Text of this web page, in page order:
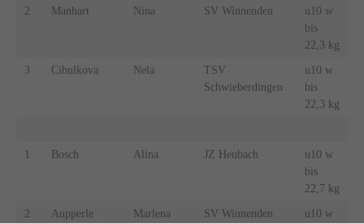
2 Manhart Nina SV Winnenden
u10 w
bis
22,3 kg
3 Cibulkova Nela
TSV
Schwieberdingen
u10 w
bis
22,3 kg
1 Bosch Alina JZ Heubach
u10 w
bis
22,7 kg
2 Aupperle Marlena SV Winnenden
u10 w